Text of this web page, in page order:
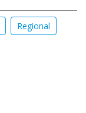
Regional